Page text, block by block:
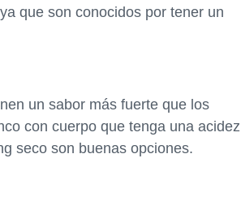
que son conocidos por tener un
un sabor más fuerte que los
con cuerpo que tenga una acidez
seco son buenas opciones.